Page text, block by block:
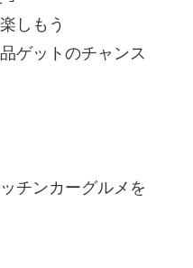
しもう
ゲットのチャンス
チンカーグルメを